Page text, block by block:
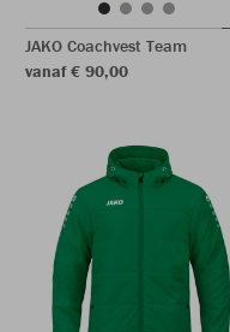
JAKO Coachvest Team
vanaf € 90,00